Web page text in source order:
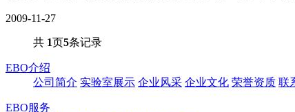
2009-11-27
共 1页5条记录
EBO介绍
公司简介 实验室展示 企业风采 企业文化 荣誉资质 联
EBO服务